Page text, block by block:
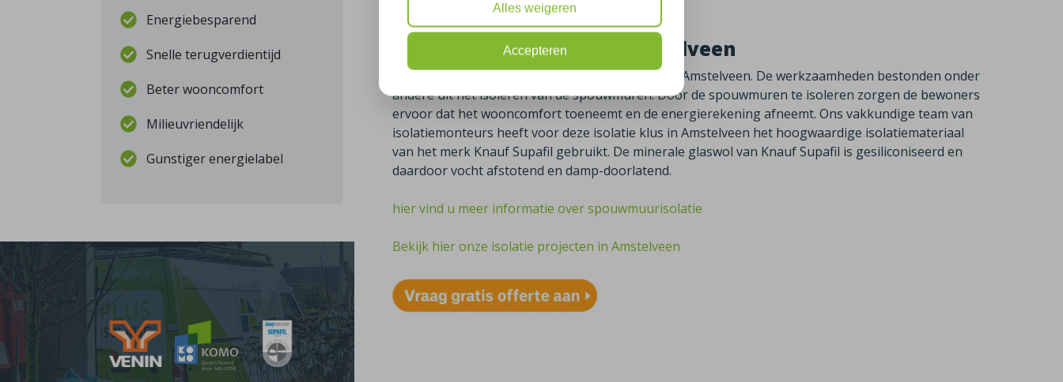
Energiebesparend
Snelle terugverdientijd
Beter wooncomfort
Milieuvriendelijk
Gunstiger energielabel
Spouwmuren isoleren Amstelveen
Ons isolatieteam was op 04-05-2023 te vinden in Amstelveen. De werkzaamheden bestonden onder
andere uit het isoleren van de spouwmuren. Door de spouwmuren te isoleren zorgen de bewoners
ervoor dat het wooncomfort toeneemt en de energierekening afneemt. Ons vakkundige team van
isolatiemonteurs heeft voor deze isolatie klus in Amstelveen het hoogwaardige isolatiemateriaal
van het merk Knauf Supafil gebruikt. De minerale glaswol van Knauf Supafil is gesiliconiseerd en
daardoor vocht afstotend en damp-doorlatend.
hier vind u meer informatie over spouwmuurisolatie
Bekijk hier onze isolatie projecten in Amstelveen
Alles weigeren
Accepteren